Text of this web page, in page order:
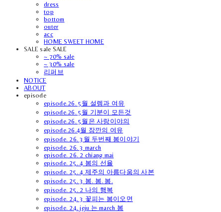
dress
top
bottom
outer
acc
HOME SWEET HOME
SALE sale SALE
~ 70% sale
~ 30% sale
리퍼브
NOTICE
ABOUT
episode
episode.26. 5월 설렘과 여유
episode.26. 5월 기분이 모든것
episode.26. 5월은 사랑이야의
episode.26.4월 잠깐의 여유
episode. 26. 3월 두번째 봄이야기
episode. 26. 3 march
episode. 26. 2 chiang mai
episode. 25. 4 봄의 선율
episode. 25. 4 제주의 아름다움의 사본
episode. 25. 3 봄. 봄. 봄.
episode. 25. 2 나의 행복
episode. 24. 3 꽃피는 봄이오면
episode. 24. jeju 는 march 봄